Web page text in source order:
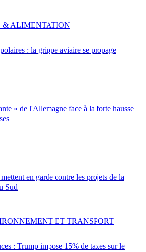
: la grippe aviaire se propage
& ALIMENTATION
» de l'Allemagne face à la forte hausse
en garde contre les projets de la
Sud
: Trump impose 15% de taxes sur le
ET TRANSPORT